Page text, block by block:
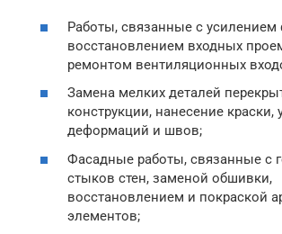
Работы, связанные с усилением
восстановлением входных
ремонтом вентиляционных
Замена мелких деталей
конструкции, нанесение краски,
деформаций и швов;
Фасадные работы, связанные с
стыков стен, заменой обшивки,
восстановлением и покраской
элементов;